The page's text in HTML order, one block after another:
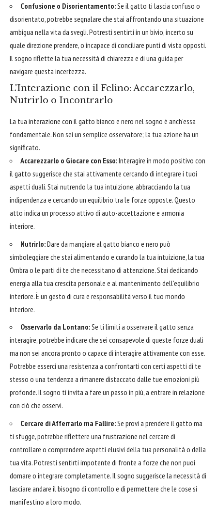
Confusione o Disorientamento:Se il gatto ti lascia confuso o
disorientato, potrebbe segnalare che stai affrontando una situazione
ambigua nella vita da svegli. Potresti sentirti in un bivio, incerto su
quale direzione prendere, o incapace di conciliare punti di vista opposti.
Il sogno riflette la tua necessità di chiarezza e di una guida per
navigare questa incertezza.
L'Interazione con il Felino: Accarezzarlo,
Nutrirlo o Incontrarlo
La tua interazione con il gatto bianco e nero nel sogno è anch'essa
fondamentale. Non sei un semplice osservatore; la tua azione ha un
significato.
Accarezzarlo o Giocare con Esso:Interagire in modo positivo con
il gatto suggerisce che stai attivamente cercando di integrare i tuoi
aspetti duali. Stai nutrendo la tua intuizione, abbracciando la tua
indipendenza e cercando un equilibrio tra le forze opposte. Questo
atto indica un processo attivo di auto-accettazione e armonia
interiore.
Nutrirlo:Dare da mangiare al gatto bianco e nero può
simboleggiare che stai alimentando e curando la tua intuizione, la tua
Ombra o le parti di te che necessitano di attenzione. Stai dedicando
energia alla tua crescita personale e al mantenimento dell'equilibrio
interiore. È un gesto di cura e responsabilità verso il tuo mondo
interiore.
Osservarlo da Lontano:Se ti limiti a osservare il gatto senza
interagire, potrebbe indicare che sei consapevole di queste forze duali
ma non sei ancora pronto o capace di interagire attivamente con esse.
Potrebbe esserci una resistenza a confrontarti con certi aspetti di te
stesso o una tendenza a rimanere distaccato dalle tue emozioni più
profonde. Il sogno ti invita a fare un passo in più, a entrare in relazione
con ciò che osservi.
Cercare di Afferrarlo ma Fallire:Se provi a prendere il gatto ma
ti sfugge, potrebbe riflettere una frustrazione nel cercare di
controllare o comprendere aspetti elusivi della tua personalità o della
tua vita. Potresti sentirti impotente di fronte a forze che non puoi
domare o integrare completamente. Il sogno suggerisce la necessità di
lasciare andare il bisogno di controllo e di permettere che le cose si
manifestino a loro modo.